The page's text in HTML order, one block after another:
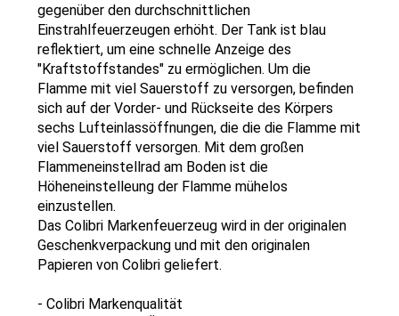
gegenüber den durchschnittlichen
Einstrahlfeuerzeugen erhöht. Der Tank ist blau
reflektiert, um eine schnelle Anzeige des
"Kraftstoffstandes" zu ermöglichen. Um die
Flamme mit viel Sauerstoff zu versorgen, befinden
sich auf der Vorder- und Rückseite des Körpers
sechs Lufteinlassöffnungen, die die die Flamme mit
viel Sauerstoff versorgen. Mit dem großen
Flammeneinstellrad am Boden ist die
Höheneinstelleung der Flamme mühelos
einzustellen.
Das Colibri Markenfeuerzeug wird in der originalen
Geschenkverpackung und mit den originalen
Papieren von Colibri geliefert.
- Colibri Markenqualität